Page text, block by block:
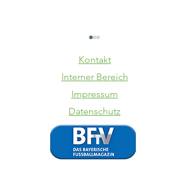
TSV
Schwaben
Augsburg -
Kontakt
Interner Bereich
Impressum
Datenschutz